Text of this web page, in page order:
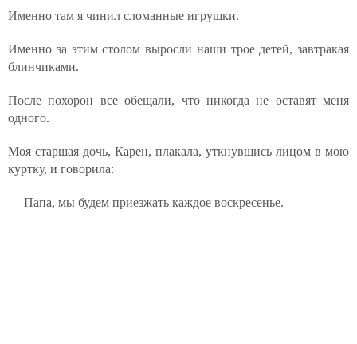
Именно там я чинил сломанные игрушки.
Именно за этим столом выросли наши трое детей, завтракая
блинчиками.
После похорон все обещали, что никогда не оставят меня
одного.
Моя старшая дочь, Карен, плакала, уткнувшись лицом в мою
куртку, и говорила:
— Папа, мы будем приезжать каждое воскресенье.